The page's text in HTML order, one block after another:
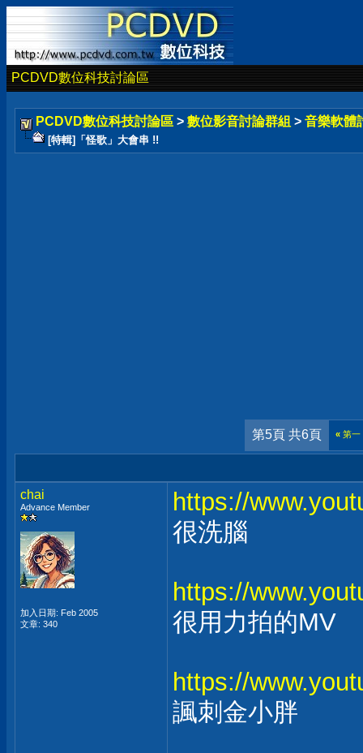
PCDVD數位科技討論區
PCDVD數位科技討論區 > 數位影音討論群組 > 音樂軟體
[特輯]「怪歌」大會串 !!
第5頁 共6頁 «第一
chai
Advance Member
加入日期: Feb 2005
文章: 340
https://
很洗腦
https://
很用力拍的MV
https://
諷刺金小胖